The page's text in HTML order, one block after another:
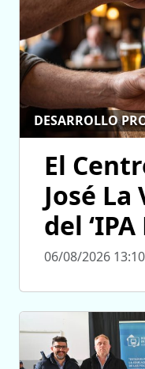
DESARROLLO
El
José La
del ‘IPA
06/08/2026 13:10